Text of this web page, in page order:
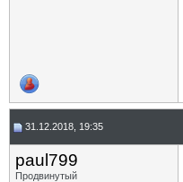
31.12.2018, 19:35
paul799
Продвинутый